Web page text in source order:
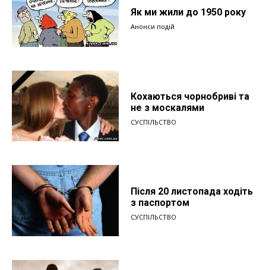
Як ми жили до 1950 року
Анонси подій
Кохаються чорнобриві та
не з москалями
СУСПІЛЬСТВО
Після 20 листопада ходіть
з паспортом
СУСПІЛЬСТВО